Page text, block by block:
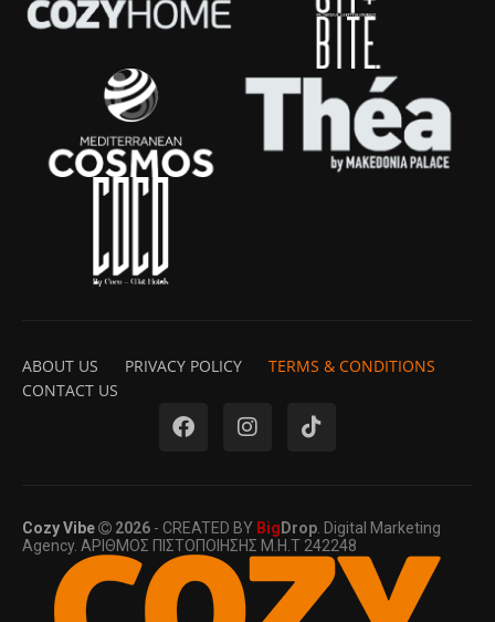
ABOUT US PRIVACY POLICY
TERMS & CONDITIONS
CONTACT US
Cozy Vibe 2026 - CREATED BY BigDrop . Digital Marketing
Agency. ΑΡΙΘΜΟΣ ΠΙΣΤΟΠΟΙΗΣΗΣ Μ.Η.Τ 242248